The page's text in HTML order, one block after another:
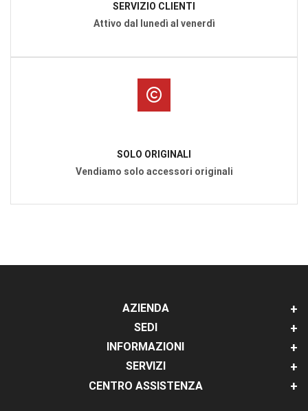
SERVIZIO CLIENTI
Attivo dal lunedì al venerdì
SOLO ORIGINALI
Vendiamo solo accessori originali
AZIENDA
SEDI
INFORMAZIONI
SERVIZI
CENTRO ASSISTENZA